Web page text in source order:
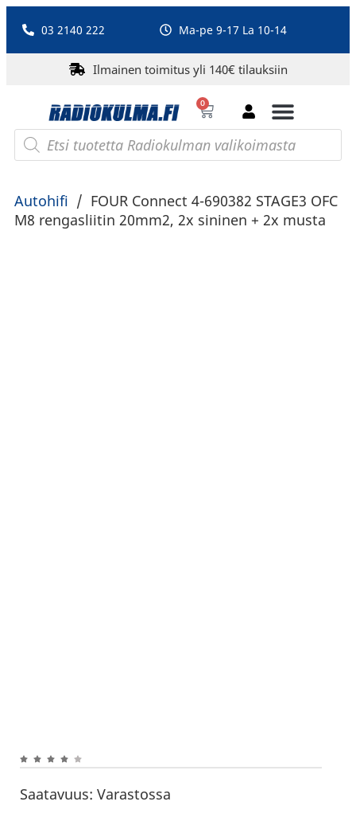
03 2140 222 Ma-pe 9-17 La 10-14
Ilmainen toimitus yli 140€ tilauksiin
0
Autohifi / FOUR Connect 4-690382 STAGE3 OFC
M8 rengasliitin 20mm2, 2x sininen + 2x musta
Saatavuus: Varastossa